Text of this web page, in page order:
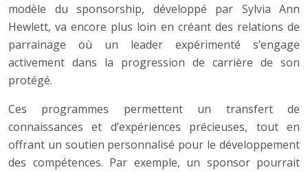
modèle du sponsorship, développé par Sylvia Ann
Hewlett, va encore plus loin en créant des relations de
parrainage où un leader expérimenté s’engage
activement dans la progression de carrière de son
protégé.
Ces programmes permettent un transfert de
connaissances et d’expériences précieuses, tout en
offrant un soutien personnalisé pour le développement
des compétences. Par exemple, un sponsor pourrait